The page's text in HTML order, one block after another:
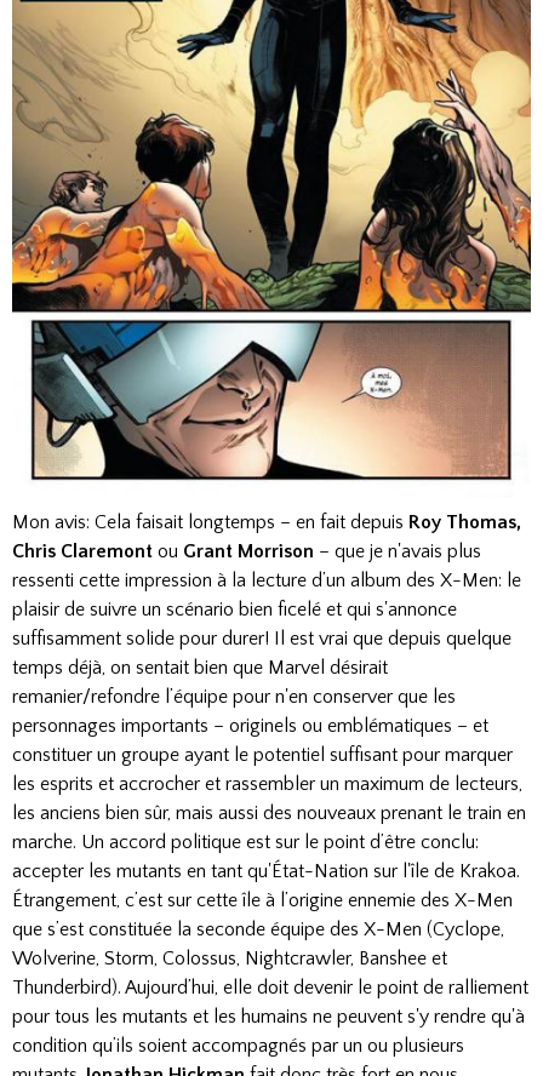
Mon avis: Cela faisait longtemps – en fait depuis Roy Thomas,
Chris Claremont ou Grant Morrison – que je n'avais plus
ressenti cette impression à la lecture d’un album des X-Men: le
plaisir de suivre un scénario bien ficelé et qui s'annonce
suffisamment solide pour durer! Il est vrai que depuis quelque
temps déjà, on sentait bien que Marvel désirait
remanier/refondre l’équipe pour n'en conserver que les
personnages importants – originels ou emblématiques – et
constituer un groupe ayant le potentiel suffisant pour marquer
les esprits et accrocher et rassembler un maximum de lecteurs,
les anciens bien sûr, mais aussi des nouveaux prenant le train en
marche. Un accord politique est sur le point d’être conclu:
accepter les mutants en tant qu'État-Nation sur l'île de Krakoa.
Étrangement, c’est sur cette île à l’origine ennemie des X-Men
que s’est constituée la seconde équipe des X-Men (Cyclope,
Wolverine, Storm, Colossus, Nightcrawler, Banshee et
Thunderbird). Aujourd’hui, elle doit devenir le point de ralliement
pour tous les mutants et les humains ne peuvent s'y rendre qu'à
condition qu’ils soient accompagnés par un ou plusieurs